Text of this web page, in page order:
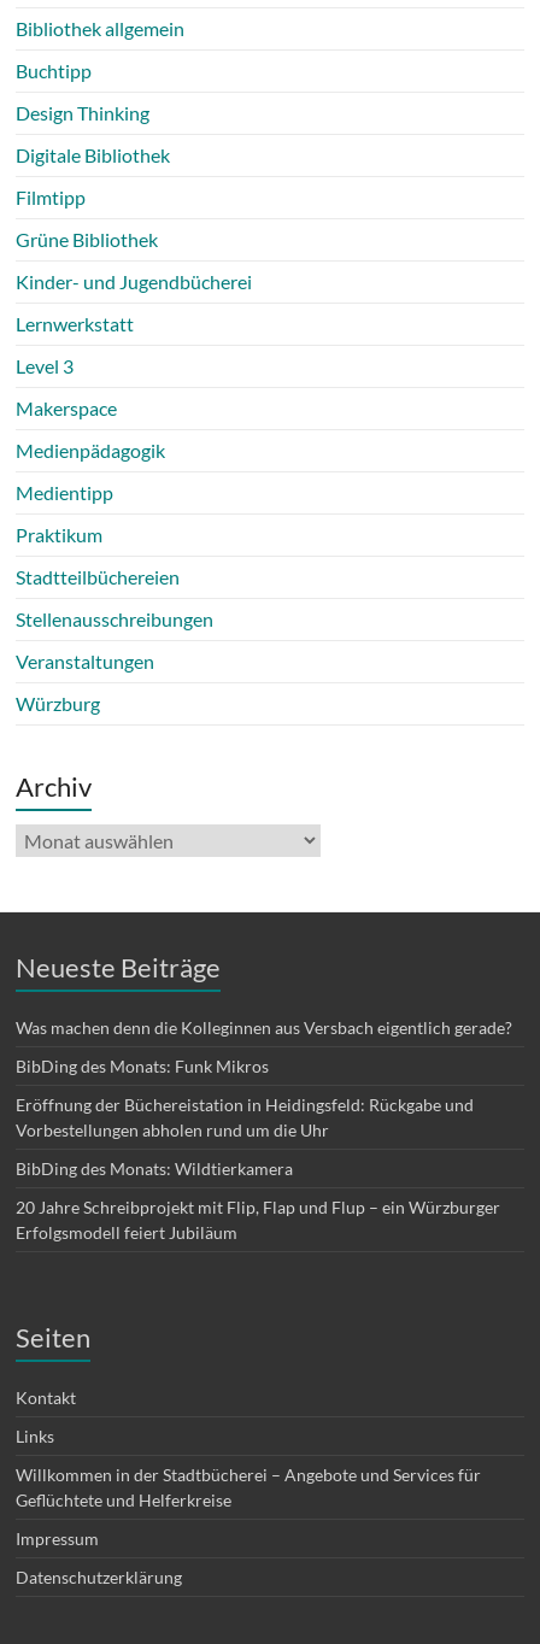
Bibliothek allgemein
Buchtipp
Design Thinking
Digitale Bibliothek
Filmtipp
Grüne Bibliothek
Kinder- und Jugendbücherei
Lernwerkstatt
Level 3
Makerspace
Medienpädagogik
Medientipp
Praktikum
Stadtteilbüchereien
Stellenausschreibungen
Veranstaltungen
Würzburg
Archiv
Archiv
Neueste Beiträge
Was machen denn die Kolleginnen aus Versbach eigentlich gerade?
BibDing des Monats: Funk Mikros
Eröffnung der Büchereistation in Heidingsfeld: Rückgabe und
Vorbestellungen abholen rund um die Uhr
BibDing des Monats: Wildtierkamera
20 Jahre Schreibprojekt mit Flip, Flap und Flup – ein Würzburger
Erfolgsmodell feiert Jubiläum
Seiten
Kontakt
Links
Willkommen in der Stadtbücherei – Angebote und Services für
Geflüchtete und Helferkreise
Impressum
Datenschutzerklärung